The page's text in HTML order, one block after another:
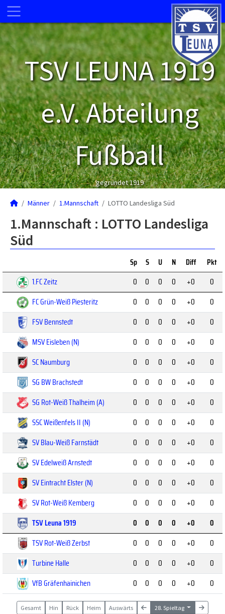
TSV LEUNA 1919
e.V. Abteilung
Fußball
gegründet 1919
Männer 1.Mannschaft LOTTO Landesliga Süd
1.Mannschaft : LOTTO Landesliga
Süd
Sp S U N Diff
Pkt
1.FC Zeitz
0 0 0 0 +0
0
FC Grün-Weiß Piesteritz
0 0 0 0 +0
0
FSV Bennstedt
0 0 0 0 +0
0
MSV Eisleben (N)
0 0 0 0 +0
0
SC Naumburg
0 0 0 0 +0
0
SG BW Brachstedt
0 0 0 0 +0
0
SG Rot-Weiß Thalheim (A)
0 0 0 0 +0
0
SSC Weißenfels II (N)
0 0 0 0 +0
0
SV Blau-Weiß Farnstädt
0 0 0 0 +0
0
SV Edelweiß Arnstedt
0 0 0 0 +0
0
SV Eintracht Elster (N)
0 0 0 0 +0
0
SV Rot-Weiß Kemberg
0 0 0 0 +0
0
TSV Leuna 1919
0 0 0 0 +0
0
TSV Rot-Weiß Zerbst
0 0 0 0 +0
0
Turbine Halle
0 0 0 0 +0
0
VfB Gräfenhainichen
0 0 0 0 +0 0
Gesamt Hin Rück Heim Auswärts 28. Spieltag